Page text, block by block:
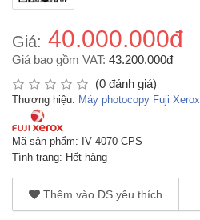
Giá: 40.000.000đ
Giá bao gồm VAT: 43.200.000đ
(0 đánh giá)
Thương hiệu: Máy photocopy Fuji Xerox
Mã sản phẩm: IV 4070 CPS
Tình trạng: Hết hàng
Thêm vào DS yêu thích